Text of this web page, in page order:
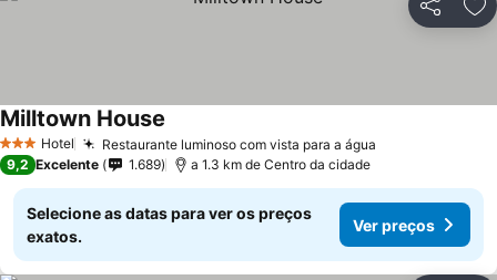
Partilhar
3 EstrelasHotel Restaurante luminoso com vista para a água
Milltown House
9,2 Excelente 1.689 a 1.3 km de Centro da cidade
Selecione as datas para ver os preços
exatos.
Ver preços